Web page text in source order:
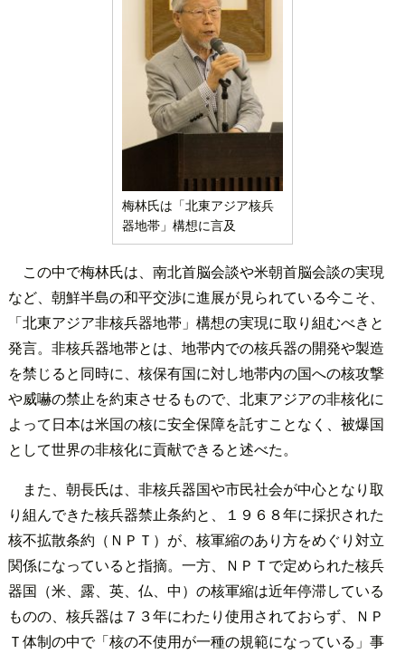
梅林氏は「北東アジア核兵
器地帯」構想に言及
この中で梅林氏は、南北首脳会談や米朝首脳会談の実現
など、朝鮮半島の和平交渉に進展が見られている今こそ、
「北東アジア非核兵器地帯」構想の実現に取り組むべきと
発言。非核兵器地帯とは、地帯内での核兵器の開発や製造
を禁じると同時に、核保有国に対し地帯内の国への核攻撃
や威嚇の禁止を約束させるもので、北東アジアの非核化に
よって日本は米国の核に安全保障を託すことなく、被爆国
として世界の非核化に貢献できると述べた。
また、朝長氏は、非核兵器国や市民社会が中心となり取
り組んできた核兵器禁止条約と、１９６８年に採択された
核不拡散条約（ＮＰＴ）が、核軍縮のあり方をめぐり対立
関係になっていると指摘。一方、ＮＰＴで定められた核兵
器国（米、露、英、仏、中）の核軍縮は近年停滞している
ものの、核兵器は７３年にわたり使用されておらず、ＮＰ
Ｔ体制の中で「核の不使用が一種の規範になっている」事